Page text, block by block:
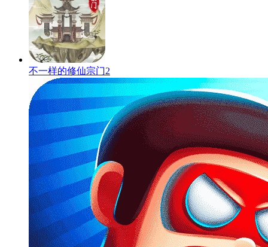
不一样的修仙宗门2